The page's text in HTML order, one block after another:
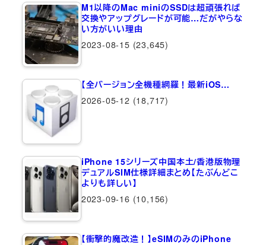
M1以降のMac miniのSSDは超頑張れば
交換やアップグレードが可能…だがやらな
い方がいい理由
2023-08-15 (23,645)
【全バージョン全機種網羅！最新iOS…
2026-05-12 (18,717)
iPhone 15シリーズ中国本土/香港版物理
デュアルSIM仕様詳細まとめ【たぶんどこ
よりも詳しい】
2023-09-16 (10,156)
【衝撃的魔改造！】eSIMのみのiPhone